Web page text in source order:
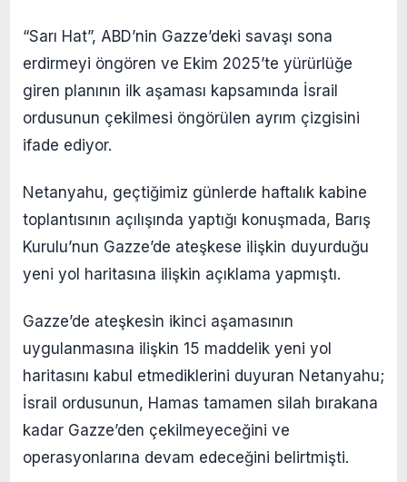
“Sarı Hat”, ABD’nin Gazze’deki savaşı sona
erdirmeyi öngören ve Ekim 2025’te yürürlüğe
giren planının ilk aşaması kapsamında İsrail
ordusunun çekilmesi öngörülen ayrım çizgisini
ifade ediyor.
Netanyahu, geçtiğimiz günlerde haftalık kabine
toplantısının açılışında yaptığı konuşmada, Barış
Kurulu’nun Gazze’de ateşkese ilişkin duyurduğu
yeni yol haritasına ilişkin açıklama yapmıştı.
Gazze’de ateşkesin ikinci aşamasının
uygulanmasına ilişkin 15 maddelik yeni yol
haritasını kabul etmediklerini duyuran Netanyahu;
İsrail ordusunun, Hamas tamamen silah bırakana
kadar Gazze’den çekilmeyeceğini ve
operasyonlarına devam edeceğini belirtmişti.